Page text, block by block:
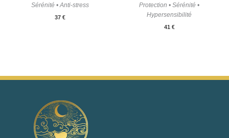
Sérénité • Anti-stress
37 €
Protection • Sérénité •
Hypersensibilité
41 €